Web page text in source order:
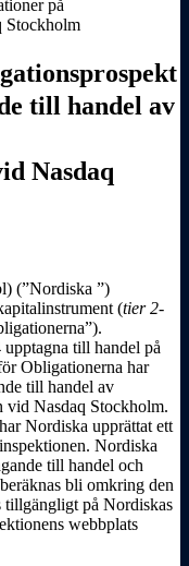
på
Stockholm
till handel av
Nasdaq
(”Nordiska ”)
(tier 2-
till handel på
Obligationerna har
till handel av
vid Nasdaq Stockholm.
Nordiska upprättat ett
Nordiska
till handel och
bli omkring den
tillgängligt på Nordiskas
webbplats